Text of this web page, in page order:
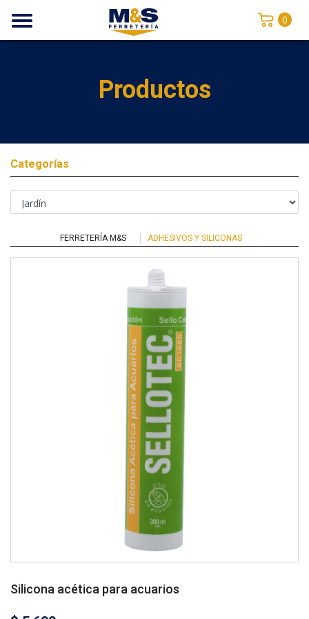
0
Productos
Categorías
FERRETERÍA M&S ADHESIVOS Y SILICONAS
Silicona acética para acuarios